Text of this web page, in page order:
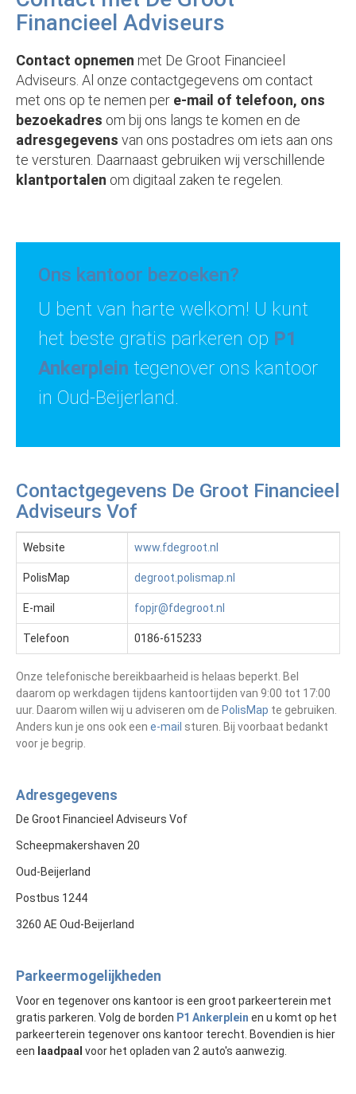
Financieel Adviseurs
Contact opnemen met De Groot Financieel
Adviseurs. Al onze contactgegevens om contact
met ons op te nemen per e-mail of telefoon, ons
bezoekadres om bij ons langs te komen en de
adresgegevens van ons postadres om iets aan ons
te versturen. Daarnaast gebruiken wij verschillende
klantportalen om digitaal zaken te regelen.
Ons kantoor bezoeken?
U bent van harte welkom! U kunt
het beste gratis parkeren op P1
Ankerplein tegenover ons kantoor
in Oud-Beijerland.
Contactgegevens De Groot Financieel
Adviseurs Vof
Website www.fdegroot.nl
PolisMap degroot.polismap.nl
E-mail fopjr@fdegroot.nl
Telefoon 0186-615233
Onze telefonische bereikbaarheid is helaas beperkt. Bel
daarom op werkdagen tijdens kantoortijden van 9:00 tot 17:00
uur. Daarom willen wij u adviseren om de PolisMap te gebruiken.
Anders kun je ons ook een e-mail sturen. Bij voorbaat bedankt
voor je begrip.
Adresgegevens
De Groot Financieel Adviseurs Vof
Scheepmakershaven 20
Oud-Beijerland
Postbus 1244
3260 AE Oud-Beijerland
Parkeermogelijkheden
Voor en tegenover ons kantoor is een groot parkeerterein met
gratis parkeren. Volg de borden P1 Ankerplein en u komt op het
parkeerterein tegenover ons kantoor terecht. Bovendien is hier
een laadpaal voor het opladen van 2 auto's aanwezig.